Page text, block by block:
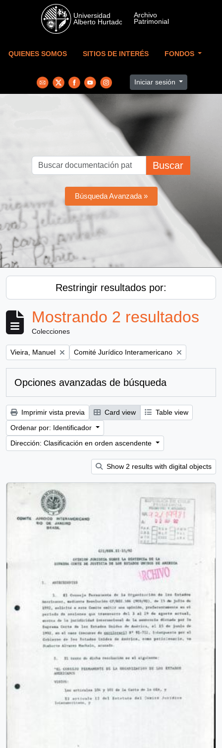
Skip to main content
QUIENES SOMOS SITIOS DE INTERÉS FONDOS
Iniciar sesión
Buscar
Búsqueda Avanzada »
Restringir resultados por:
Mostrando 2 resultados
Colecciones
Remove filter:
Vieira, Manuel Remove filter:
Comité Jurídico Interamericano
Opciones avanzadas de búsqueda
Imprimir vista previa Card view
Table view
Ordenar por: Identificador
Dirección: Clasificación en orden ascendente
Show 2 results with digital objects